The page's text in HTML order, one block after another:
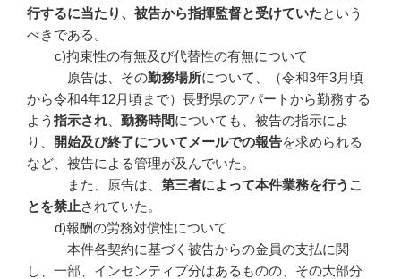
行するに当たり、被告から指揮監督と受けていたという
べきである。
c)拘束性の有無及び代替性の有無について
原告は、その勤務場所について、（令和3年3月頃
から令和4年12月頃まで）長野県のアパートから勤務する
よう 指示され 勤務時間についても、被告の指示によ
り、
開始及び終了についてメールでの報告を求められる
など、被告による管理が及んでいた。
また、原告は、 第三者によって本件業務を行うこ
とを禁止されていた。
d)報酬の労務対償性について
本件各契約に基づく被告からの金員の支払に関
し、一部、インセンティブ分はあるものの、その大部分